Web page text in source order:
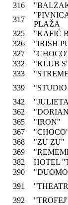
316
317
PLAŽA
325
"KAFIĆ
326
"IRISH
327
332
"KLUB
333
339
342
362
365
"IRON"
367
368
"ZU ZU"
369
382
HOTEL
390
391
392